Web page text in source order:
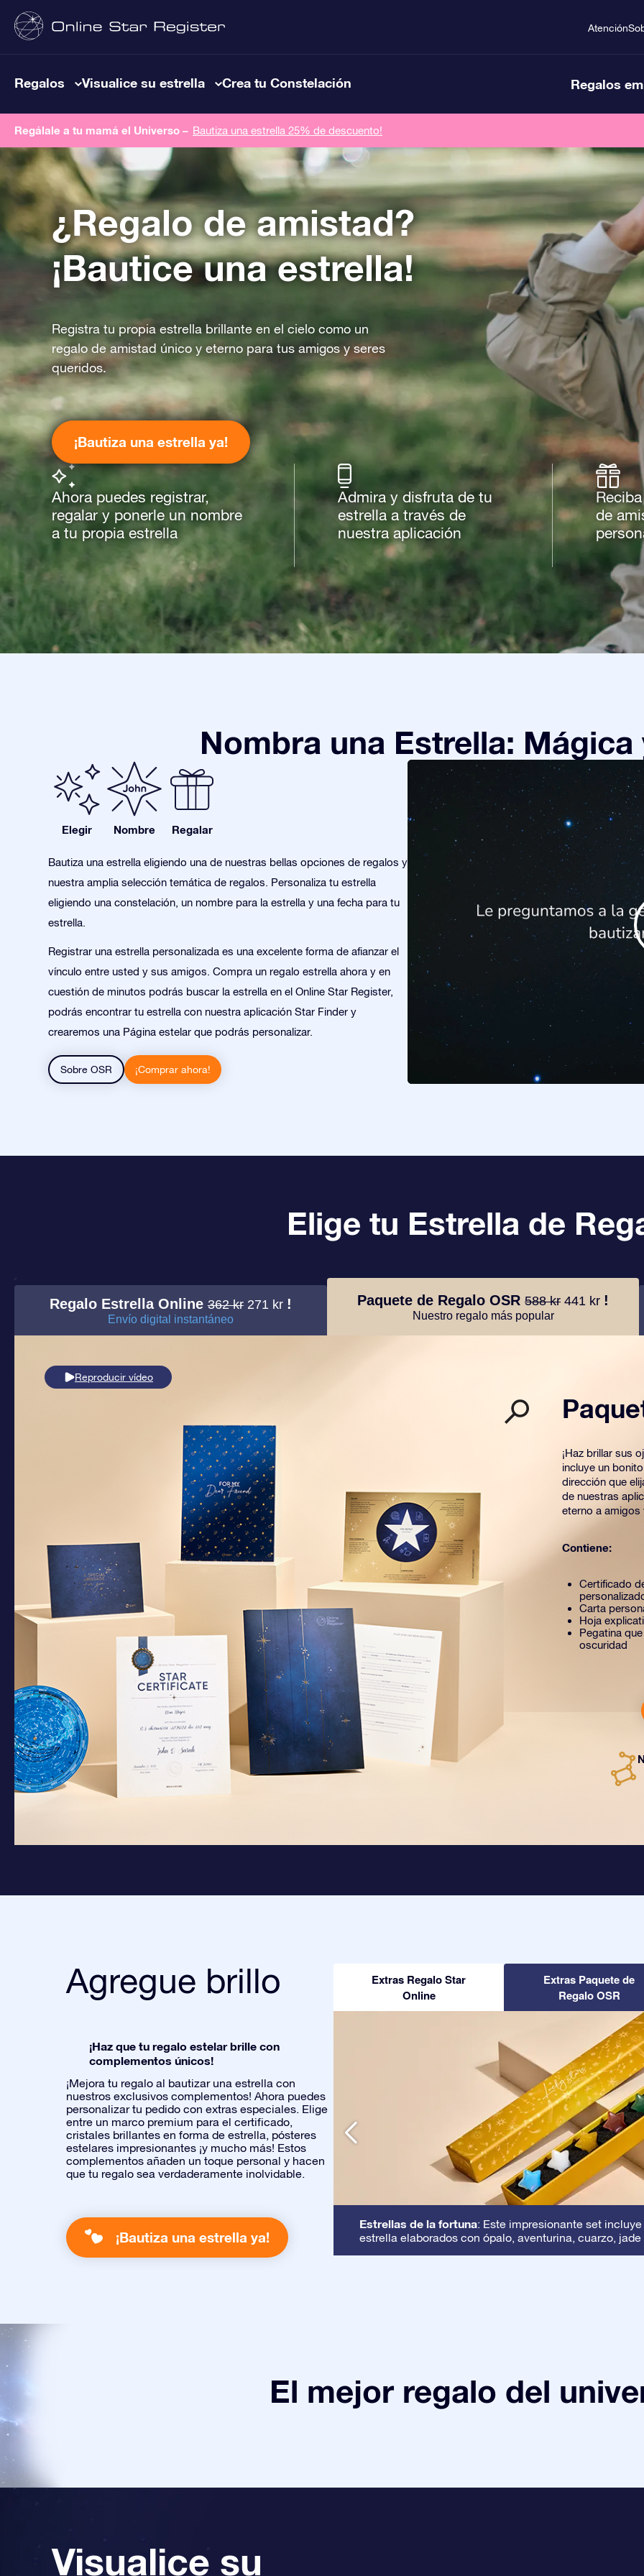
Atención
Regalos Visualice su estrella Crea tu Constelación Regalos
Regálale a tu mamá el Universo – Bautiza una estrella 25% de descuento!
¿Regalo de amistad?
¡Bautice una estrella!
Registra tu propia estrella brillante en el cielo como un
regalo de amistad único y eterno para tus amigos y seres
queridos.
¡Bautiza una estrella ya!
Ahora puedes registrar,
regalar y ponerle un nombre
a tu propia estrella
Admira y disfruta de tu
estrella a través de
nuestra aplicación
de
Nombra una Estrella: Mágica
Elegir Nombre Regalar
Bautiza una estrella eligiendo una de nuestras bellas opciones de regalos y
nuestra amplia selección temática de regalos. Personaliza tu estrella
eligiendo una constelación, un nombre para la estrella y una fecha para tu
estrella.
Registrar una estrella personalizada es una excelente forma de afianzar el
vínculo entre usted y sus amigos. Compra un regalo estrella ahora y en
cuestión de minutos podrás buscar la estrella en el Online Star Register,
podrás encontrar tu estrella con nuestra aplicación Star Finder y
crearemos una Página estelar que podrás personalizar.
Sobre OSR ¡Comprar ahora!
Elige tu Estrella de
Regalo Estrella Online362 kr 271 kr !
Envío digital instantáneo
Paquete de Regalo OSR 588 kr 441 kr !
Nuestro regalo más popular
Reproducir vídeo
¡Haz brillar sus
incluye un
dirección que
de nuestras
eterno a
Contiene:
Certificado
Carta
Hoja
Pegatina
oscuridad
Agregue brillo
¡Haz que tu regalo estelar brille con
complementos únicos!
¡Mejora tu regalo al bautizar una estrella con
nuestros exclusivos complementos! Ahora puedes
personalizar tu pedido con extras especiales. Elige
entre un marco premium para el certificado,
cristales brillantes en forma de estrella, pósteres
estelares impresionantes ¡y mucho más! Estos
complementos añaden un toque personal y hacen
que tu regalo sea verdaderamente inolvidable.
¡Bautiza una estrella ya!
Extras Regalo Star
Online
Extras Paquete de
Regalo OSR
Estrellas de la fortuna: Este impresionante set
estrella elaborados con ópalo, aventurina, cuarzo,
El mejor regalo del
Visualice su